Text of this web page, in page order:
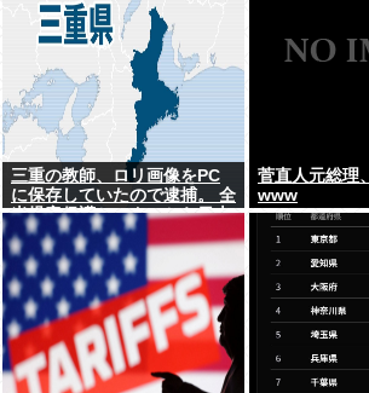
三重の教師、ロリ画像をPC
に保存していたので逮捕。 全
米児童保護センターから日本
の警察庁に通報が来る。
菅直人元総理
www